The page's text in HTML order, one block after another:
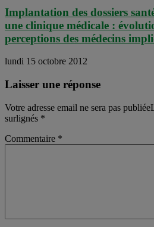
Implantation des dossiers
une clinique médicale :
perceptions des médecins
lundi 15 octobre 2012
Laisser une réponse
Votre adresse email ne sera pas
surlignés *
Commentaire *